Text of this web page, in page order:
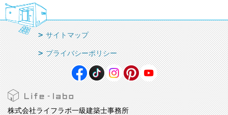
サイトマップ
プライバシーポリシー
株式会社ライフラボ一級建築士事務所